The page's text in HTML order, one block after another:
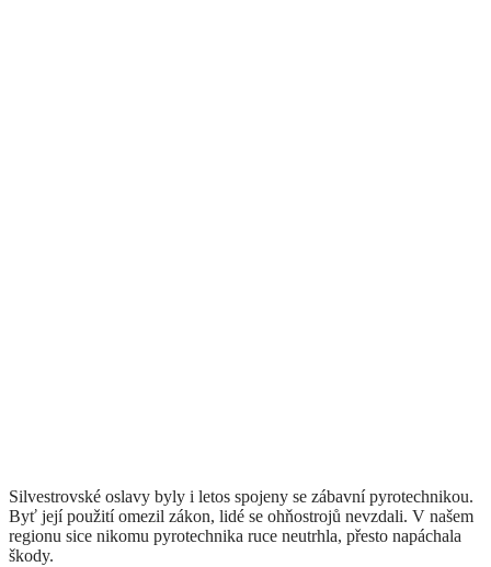
Silvestrovské oslavy byly i letos spojeny se zábavní pyrotechnikou.
Byť její použití omezil zákon, lidé se ohňostrojů nevzdali. V našem
regionu sice nikomu pyrotechnika ruce neutrhla, přesto napáchala
škody.